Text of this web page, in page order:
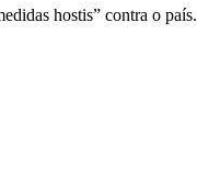
hostis” contra o